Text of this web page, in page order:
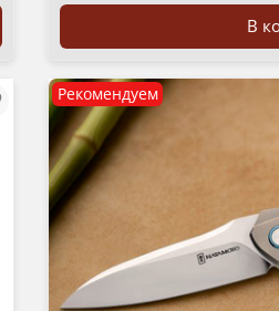
В
Рекомендуем